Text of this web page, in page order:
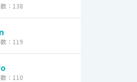
：138
：119
：110